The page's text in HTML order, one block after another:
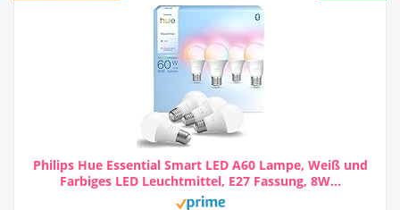
Philips Hue Essential Smart LED A60 Lampe, Weiß und
Farbiges LED Leuchtmittel, E27 Fassung, 8W...